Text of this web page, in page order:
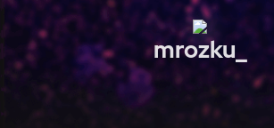
mrozku_